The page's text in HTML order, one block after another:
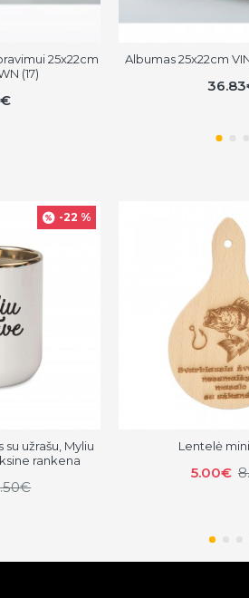
25x22cm
(17)
Albumas 25x22cm
-22 %
užrašu, Myliu
rankena
Lentelė
5.00€